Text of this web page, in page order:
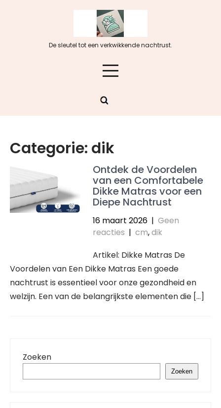
De sleutel tot een verkwikkende nachtrust.
Categorie: dik
Ontdek de Voordelen
van een Comfortabele
Dikke Matras voor een
Diepe Nachtrust
16 maart 2026 | Geen
reacties | cm,dik
Artikel: Dikke Matras De
Voordelen van Een Dikke Matras Een goede
nachtrust is essentieel voor onze gezondheid en
welzijn. Een van de belangrijkste elementen die […]
Zoeken
Zoeken